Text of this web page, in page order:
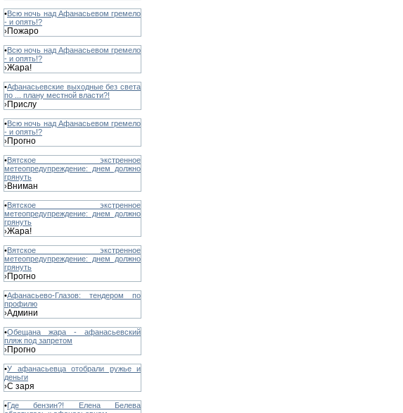
•Всю ночь над Афанасьевом гремело
- и опять!?
›Пожаро
•Всю ночь над Афанасьевом гремело
- и опять!?
›Жара!
•Афанасьевские выходные без света
по ... плану местной власти?!
›Прислу
•Всю ночь над Афанасьевом гремело
- и опять!?
›Прогно
•Вятское экстренное
метеопредупреждение: днем должно
грянуть
›Вниман
•Вятское экстренное
метеопредупреждение: днем должно
грянуть
›Жара!
•Вятское экстренное
метеопредупреждение: днем должно
грянуть
›Прогно
•Афанасьево-Глазов: тендером по
профилю
›Админи
•Обещана жара - афанасьевский
пляж под запретом
›Прогно
•У афанасьевца отобрали ружье и
деньги
›С заря
•Где бензин?! Елена Белева